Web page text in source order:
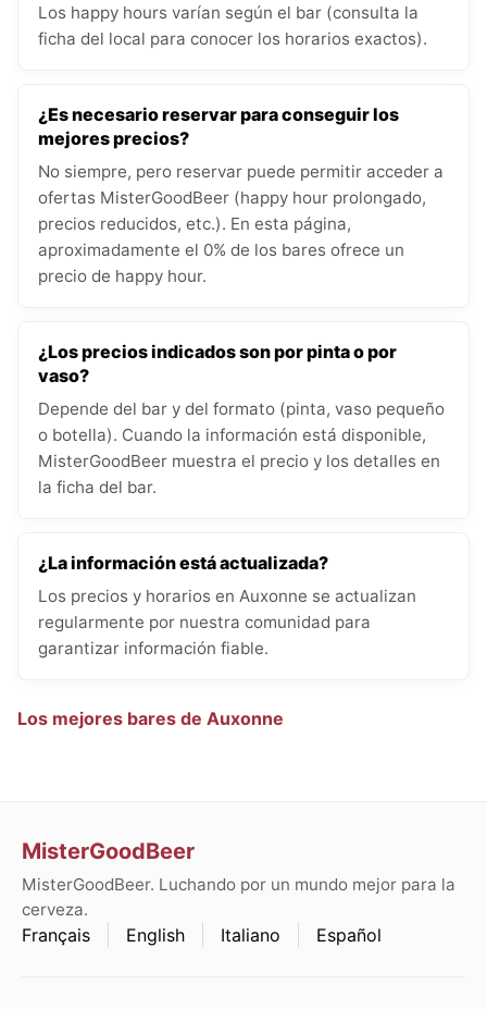
Los happy hours varían según el bar (consulta la
ficha del local para conocer los horarios exactos).
¿Es necesario reservar para conseguir los
mejores precios?
No siempre, pero reservar puede permitir acceder a
ofertas MisterGoodBeer (happy hour prolongado,
precios reducidos, etc.). En esta página,
aproximadamente el 0% de los bares ofrece un
precio de happy hour.
¿Los precios indicados son por pinta o por
vaso?
Depende del bar y del formato (pinta, vaso pequeño
o botella). Cuando la información está disponible,
MisterGoodBeer muestra el precio y los detalles en
la ficha del bar.
¿La información está actualizada?
Los precios y horarios en Auxonne se actualizan
regularmente por nuestra comunidad para
garantizar información fiable.
Los mejores bares de Auxonne
MisterGoodBeer
MisterGoodBeer. Luchando por un mundo mejor para la
cerveza.
Français English Italiano Español